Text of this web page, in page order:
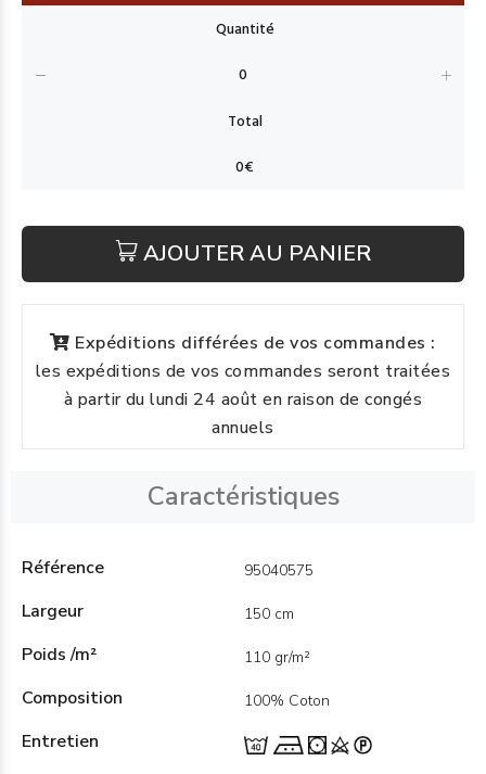
AJOUTER AU PANIER
Expéditions différées de vos commandes :
les expéditions de vos commandes seront traitées
à partir du lundi 24 août en raison de congés
annuels
Caractéristiques
Référence 95040575
Largeur 150 cm
Poids /m² 110 gr/m²
Composition 100% Coton
Entretien